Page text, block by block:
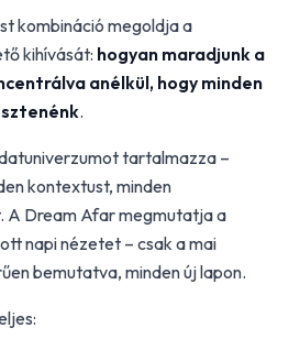
kombináció megoldja a
kihívását: hogyan maradjunk a
anélkül, hogy minden
.
tartalmazza –
kontextust, minden
A Dream Afar megmutatja a
napi nézetet – csak a mai
bemutatva, minden új lapon.